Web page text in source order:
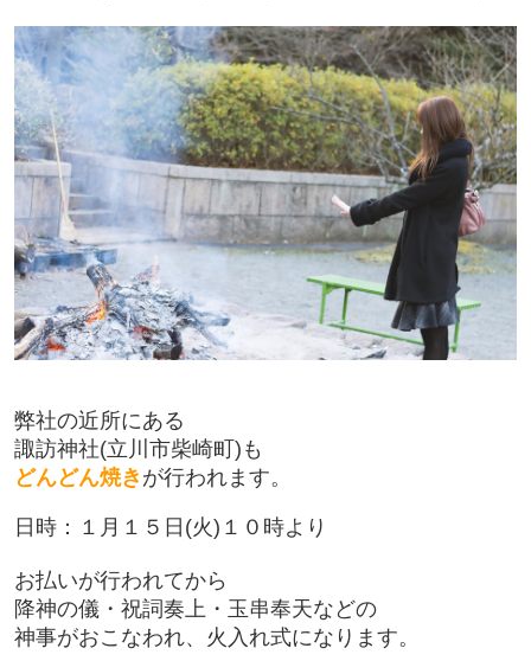
弊社の近所にある
諏訪神社(立川市柴崎町)も
どんどん焼き が行われます。
日時：１月１５日(火)１０時より
お払いが行われてから
降神の儀・祝詞奏上・玉串奉天などの
神事がおこなわれ、火入れ式になります。